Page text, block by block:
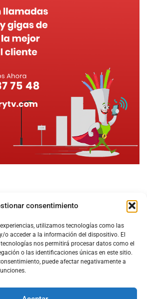
consentimiento
utilizamos tecnologías como las
o acceder a la información del dispositivo. El
nos permitirá procesar datos como el
o las identificaciones únicas en este sitio.
puede afectar negativamente a